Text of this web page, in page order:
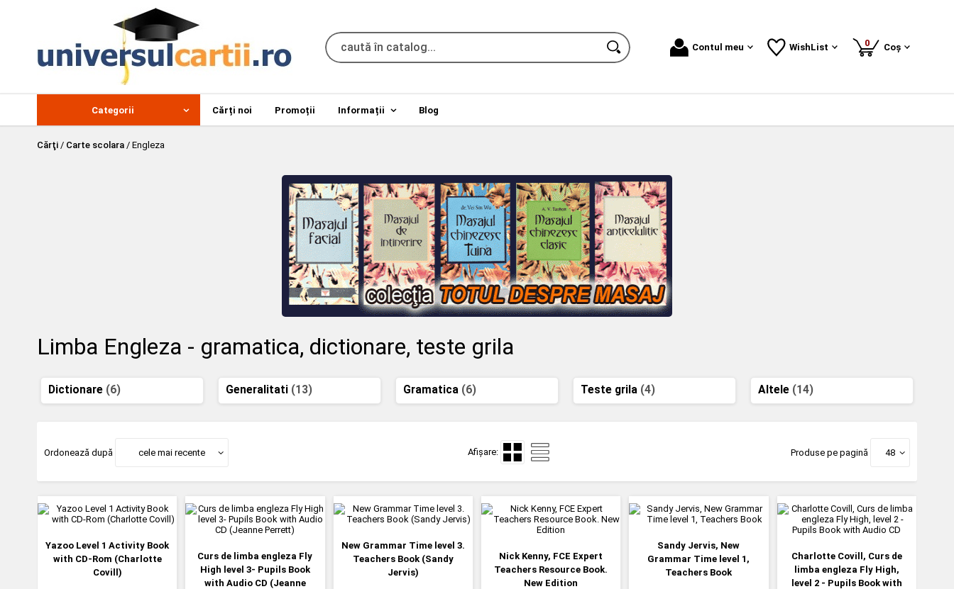
Contul meu WishList 0produse
Coș
Categorii Cărți noi Promoții Informații Blog
Cărţi / Carte scolara / Engleza
Limba Engleza - gramatica, dictionare, teste grila
Dictionare (6) Generalitati (13) Gramatica (6) Teste grila (4) Altele (14)
Ordonează după cele mai recente Afișare: Produse pe pagină 48
Yazoo Level 1 Activity Book
with CD-Rom (Charlotte
Covill)
Curs de limba engleza Fly
High level 3- Pupils Book
with Audio CD (Jeanne
New Grammar Time level 3.
Teachers Book (Sandy
Jervis)
Nick Kenny, FCE Expert
Teachers Resource Book.
New Edition
Sandy Jervis, New
Grammar Time level 1,
Teachers Book
Charlotte Covill, Curs de
limba engleza Fly High,
level 2 - Pupils Book with